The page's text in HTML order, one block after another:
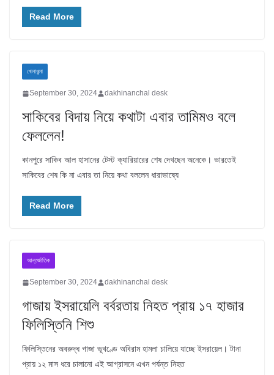
Read More
খেলাধুলা
September 30, 2024 dakhinanchal desk
সাকিবের বিদায় নিয়ে কথাটা এবার তামিমও বলে
ফেললেন!
কানপুরে সাকিব আল হাসানের টেস্ট ক্যারিয়ারের শেষ দেখছেন অনেকে। ভারতেই
সাকিবের শেষ কি না এবার তা নিয়ে কথা বললেন ধারাভাষ্যে
Read More
আন্তর্জাতিক
September 30, 2024 dakhinanchal desk
গাজায় ইসরায়েলি বর্বরতায় নিহত প্রায় ১৭ হাজার
ফিলিস্তিনি শিশু
ফিলিস্তিনের অবরুদ্ধ গাজা ভূখণ্ডে অবিরাম হামলা চালিয়ে যাচ্ছে ইসরায়েল। টানা
প্রায় ১২ মাস ধরে চালানো এই আগ্রাসনে এখন পর্যন্ত নিহত